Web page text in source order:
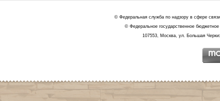
© Федеральная служба по надзору в сфере
© Федеральное государственное
107553, Москва, ул. Большая